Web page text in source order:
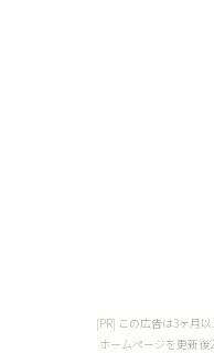
[PR] この広告は3ヶ月
ホームページを更新後